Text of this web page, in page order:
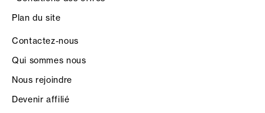
Plan du site
Contactez-nous
Qui sommes nous
Nous rejoindre
Devenir affilié